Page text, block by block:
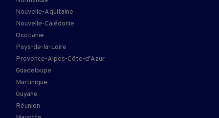
Nouvelle-Aquitaine
Nouvelle-Calédonie
Occitanie
Pays-de-la-Loire
Provence-Alpes-Côte-d'Azur
Guadeloupe
Martinique
Guyane
Réunion